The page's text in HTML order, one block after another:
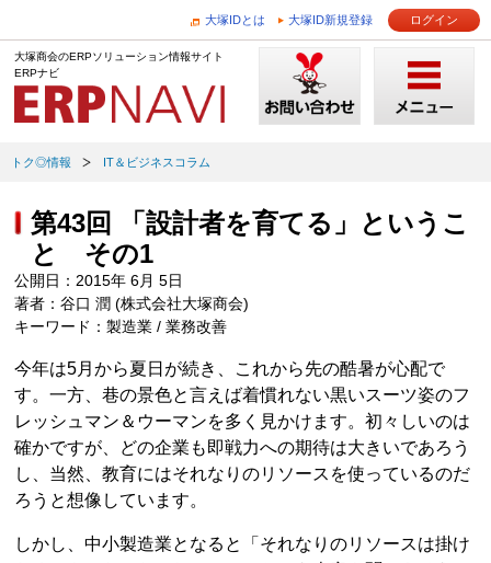
大塚IDとは 大塚ID新規登録 ログイン
大塚商会のERPソリューション情報サイト
ERPナビ
トク◎情報 IT＆ビジネスコラム
第43回 「設計者を育てる」というこ
と その1
公開日：2015年 6月 5日
著者：谷口 潤 (株式会社大塚商会)
キーワード：製造業 / 業務改善
今年は5月から夏日が続き、これから先の酷暑が心配で
す。一方、巷の景色と言えば着慣れない黒いスーツ姿のフ
レッシュマン＆ウーマンを多く見かけます。初々しいのは
確かですが、どの企業も即戦力への期待は大きいであろう
し、当然、教育にはそれなりのリソースを使っているのだ
ろうと想像しています。
しかし、中小製造業となると「それなりのリソースは掛け